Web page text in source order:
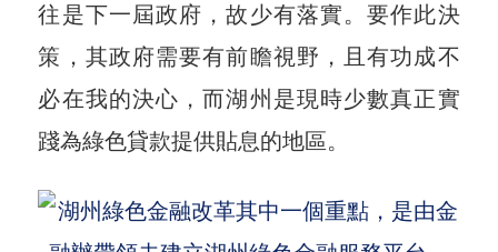
往是下一屆政府，故少有落實。要作此決
策，其政府需要有前瞻視野，且有功成不
必在我的決心，而湖州是現時少數真正實
踐為綠色貸款提供貼息的地區。